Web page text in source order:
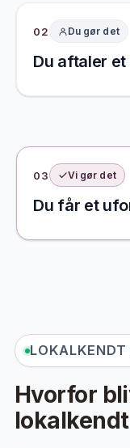
02 Du gør det
Du aftaler
03 Vi gør det
Du får et
Hvorfor